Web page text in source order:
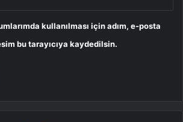
kullanılması için adım, e-posta
bu tarayıcıya kaydedilsin.